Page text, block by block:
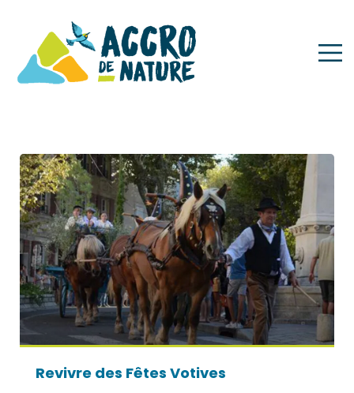
Evènements
Revivre des Fêtes Votives